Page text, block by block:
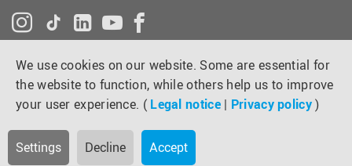
We use cookies on our website. Some are essential for
the website to function, while others help us to improve
your user experience. ( Legal notice | Privacy policy)
Settings Decline Accept
Instagram
Tiktok
LinkedInYouTube